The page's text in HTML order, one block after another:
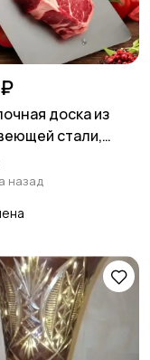
доска из
стали,
назад